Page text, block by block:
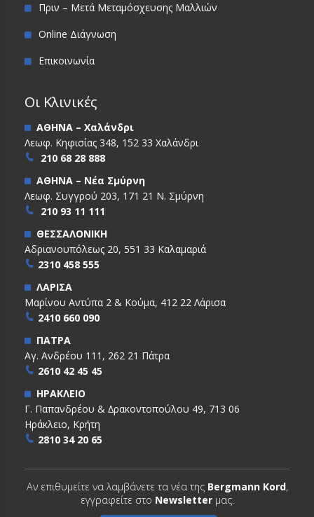
Πριν – Μετά Μεταμόσχευσης Μαλλιών
Online Διάγνωση
Επικοινωνία
Οι Κλινικές
ΑΘΗΝΑ – Χαλάνδρι
Λεωφ. Κηφισίας 348, 152 33 Χαλάνδρι
210 68 28 888
ΑΘΗΝΑ – Νέα Σμύρνη
Λεωφ. Συγγρού 203, 171 21 Ν. Σμύρνη
210 93 11 111
ΘΕΣΣΑΛΟΝΙΚΗ
Αδριανουπόλεως 20, 551 33 Καλαμαριά
2310 458 555
ΛΑΡΙΣΑ
Μαρίνου Αντύπα 2 & Κούμα, 412 22 Λάρισα
2410 660 090
ΠΑΤΡΑ
Αγ. Ανδρέου 111, 262 21 Πάτρα
2610 42 45 45
ΗΡΑΚΛΕΙΟ
Γ. Παπανδρέου & ∆ρακοντοπούλου 49, 713 06
Ηράκλειο, Κρήτη
2810 34 20 65
Αν επιθυμείτε να λαμβάνετε τα νέα της Bergmann Kord,
εγγραφείτε στο Newsletterμας.